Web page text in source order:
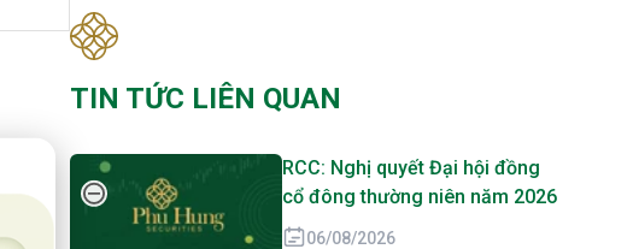
TIN TỨC LIÊN QUAN
RCC: Nghị quyết Đại hội đồng
cổ đông thường niên năm 2026
06/08/2026